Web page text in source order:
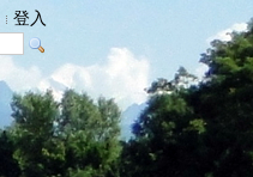
登入